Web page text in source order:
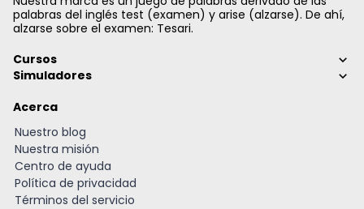
palabras del inglés test (examen) y arise (alzarse). De ahí,
alzarse sobre el examen: Tesari.
Cursos
Simuladores
Acerca
Nuestro blog
Nuestra misión
Centro de ayuda
Política de privacidad
Términos del servicio